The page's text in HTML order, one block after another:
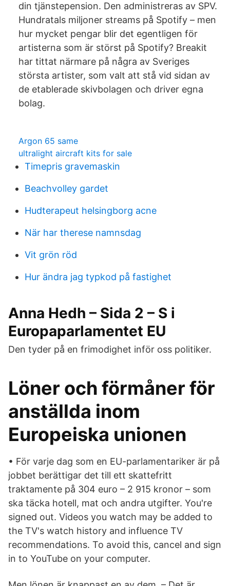
din tjänstepension. Den administreras av SPV.
Hundratals miljoner streams på Spotify – men
hur mycket pengar blir det egentligen för
artisterna som är störst på Spotify? Breakit
har tittat närmare på några av Sveriges
största artister, som valt att stå vid sidan av
de etablerade skivbolagen och driver egna
bolag.
Argon 65 same
ultralight aircraft kits for sale
Timepris gravemaskin
Beachvolley gardet
Hudterapeut helsingborg acne
När har therese namnsdag
Vit grön röd
Hur ändra jag typkod på fastighet
Anna Hedh – Sida 2 – S i
Europaparlamentet EU
Den tyder på en frimodighet inför oss politiker.
Löner och förmåner för
anställda inom
Europeiska unionen
• För varje dag som en EU-parlamentariker är på
jobbet berättigar det till ett skattefritt
traktamente på 304 euro – 2 915 kronor – som
ska täcka hotell, mat och andra utgifter. You're
signed out. Videos you watch may be added to
the TV's watch history and influence TV
recommendations. To avoid this, cancel and sign
in to YouTube on your computer.